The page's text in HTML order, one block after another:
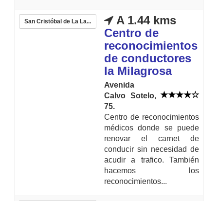
San Cristóbal de La La...
A 1.44 kms
Centro de
reconocimientos
de conductores
la Milagrosa
Avenida
Calvo Sotelo,
75.
Centro de reconocimientos
médicos donde se puede
renovar el carnet de
conducir sin necesidad de
acudir a trafico. También
hacemos los
reconocimientos...